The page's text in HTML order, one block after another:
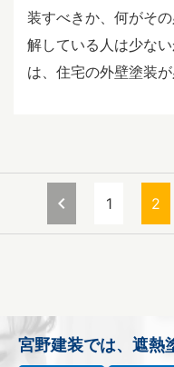
装すべきか、何がそ
解している人は少な
は、住宅の外壁塗装
宮野建装では、遮熱
の
送
り
chevron_left 1 2